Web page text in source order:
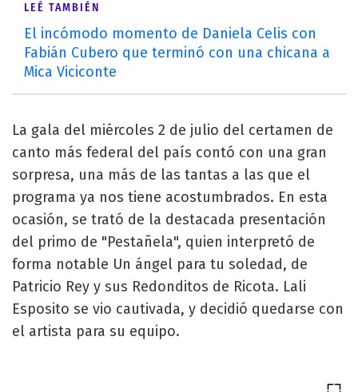
LEÉ TAMBIÉN
El incómodo momento de Daniela Celis con
Fabián Cubero que terminó con una chicana a
Mica Viciconte
La gala del miércoles 2 de julio del certamen de
canto más federal del país contó con una gran
sorpresa, una más de las tantas a las que el
programa ya nos tiene acostumbrados. En esta
ocasión, se trató de la destacada presentación
del primo de "Pestañela", quien interpretó de
forma notable Un ángel para tu soledad, de
Patricio Rey y sus Redonditos de Ricota. Lali
Esposito se vio cautivada, y decidió quedarse con
el artista para su equipo.